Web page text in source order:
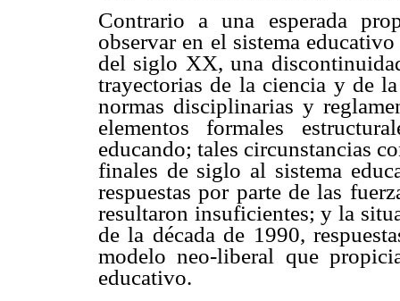
Contrario a una esperada
observar en el sistema
del siglo XX, una
trayectorias de la ciencia y de
normas disciplinarias y
elementos formales
educando; tales circunstancias
finales de siglo al sistema
respuestas por parte de las
resultaron insuficientes; y la
de la década de 1990,
modelo neo-liberal que
educativo.